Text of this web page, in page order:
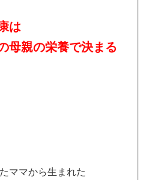
は
母親の栄養で決まる
ママから生まれた